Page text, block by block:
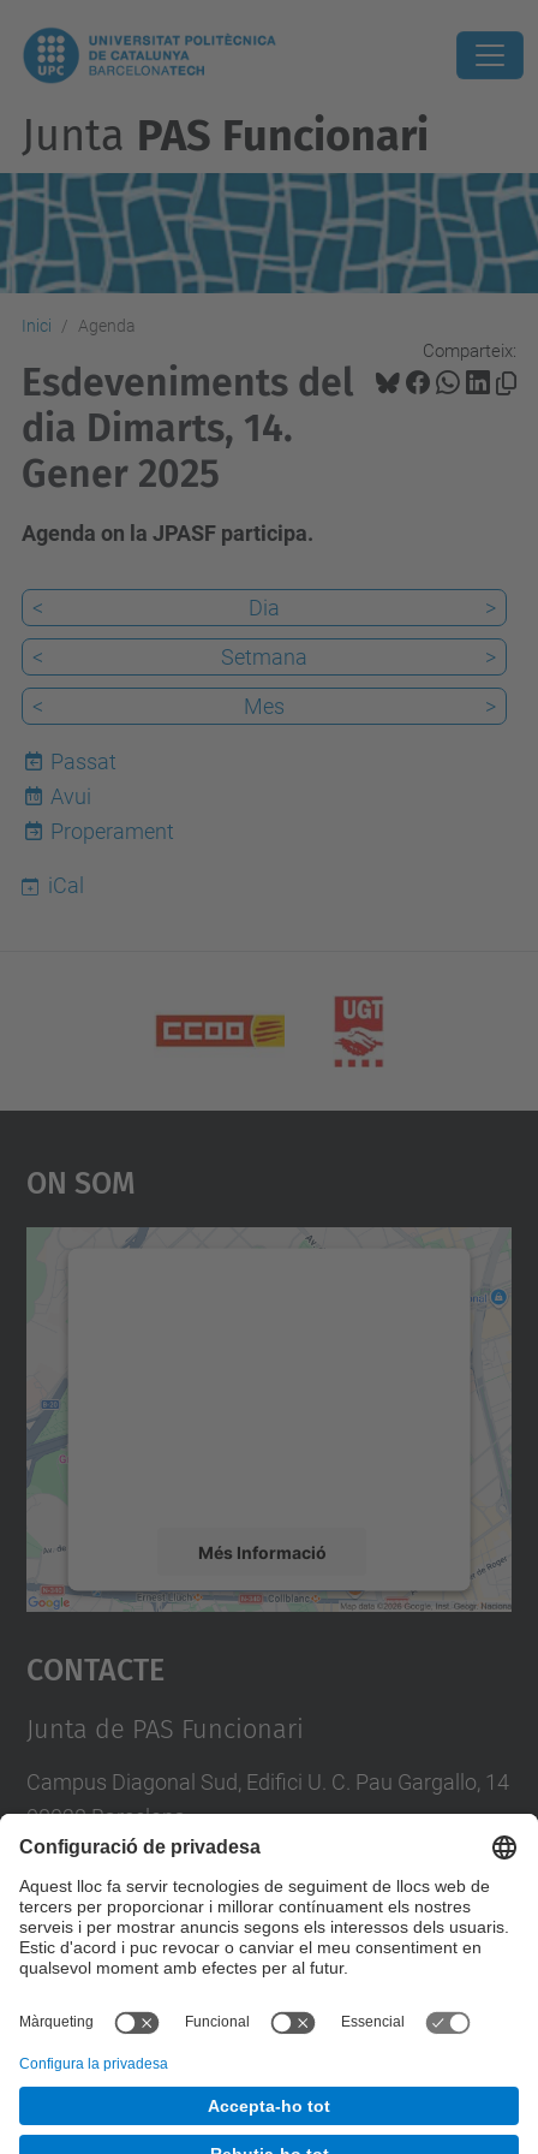
Junta PAS Funcionari
Inici Agenda
Comparteix:
Esdeveniments del
dia Dimarts, 14.
Gener 2025
Agenda on la JPASF participa.
< Dia
>
<
Setmana
>
<
Mes >
Passat
10
Avui
Properament
iCal
On Som
Més Informació
Accepta
powered by
Contacte
Junta de PAS Funcionari
Campus Diagonal Sud, Edifici U. C. Pau Gargallo, 14
08028 Barcelona
E-mail :junta.pasf@upc.edu
Formulari de contacte
Junta PAS Funcionari